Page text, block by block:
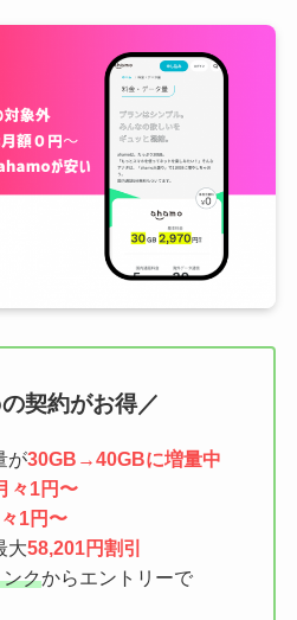
契約がお得／
が30GB→40GBに増量中
々1円〜
1円〜
大58,201円割引
クからエントリーで